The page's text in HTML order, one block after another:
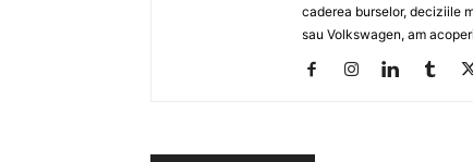
caderea burselor, deciziile
sau Volkswagen, am